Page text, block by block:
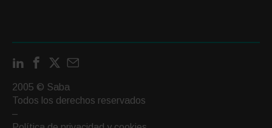
LinkedIn
FacebookContactar
email
2005 © Saba
Todos los derechos reservados
–